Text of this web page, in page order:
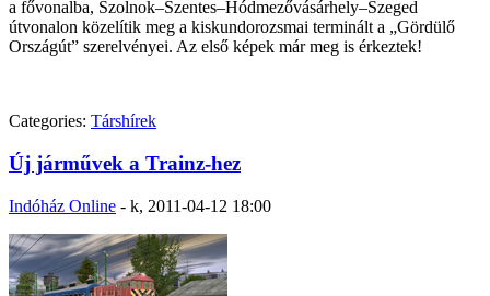
a fővonalba, Szolnok–Szentes–Hódmezővásárhely–Szeged
útvonalon közelítik meg a kiskundorozsmai terminált a „Gördülő
Országút” szerelvényei. Az első képek már meg is érkeztek!
Categories: Társhírek
Új járművek a Trainz-hez
Indóház Online - k, 2011-04-12 18:00